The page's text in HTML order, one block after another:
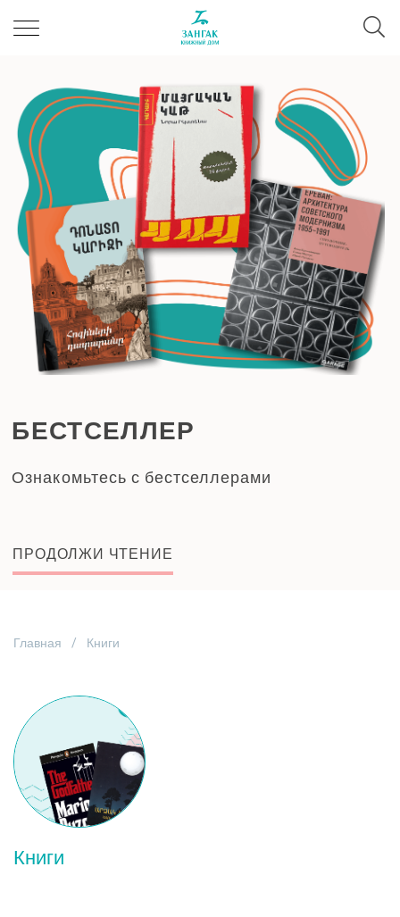
БЕСТСЕЛЛЕР
Ознакомьтесь с бестселлерами
ПРОДОЛЖИ ЧТЕНИЕ
Главная Книги
Книги